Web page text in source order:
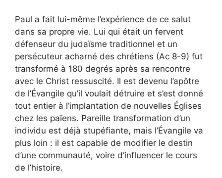
Paul a fait lui-même l’expérience de ce salut
dans sa propre vie. Lui qui était un fervent
défenseur du judaïsme traditionnel et un
persécuteur acharné des chrétiens (Ac 8-9) fut
transformé à 180 degrés après sa rencontre
avec le Christ ressuscité. Il est devenu l’apôtre
de l’Évangile qu’il voulait détruire et s’est donné
tout entier à l’implantation de nouvelles Églises
chez les païens. Pareille transformation d’un
individu est déjà stupéfiante, mais l’Évangile va
plus loin : il est capable de modifier le destin
d’une communauté, voire d’influencer le cours
de l’histoire.